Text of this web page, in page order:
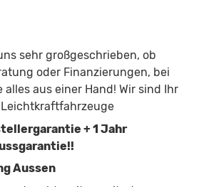
sehr großgeschrieben, ob
oder Finanzierungen, bei
alles aus einer Hand! Wir sind Ihr
+ 1 Jahr
Aussen